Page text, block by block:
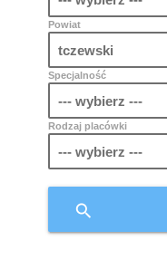
Powiat
Specjalność
Rodzaj placówki
search